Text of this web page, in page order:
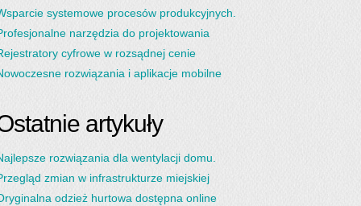
systemowe procesów produkcyjnych.
narzędzia do projektowania
cyfrowe w rozsądnej cenie
rozwiązania i aplikacje mobilne
artykuły
rozwiązania dla wentylacji domu.
zmian w infrastrukturze miejskiej
odzież hurtowa dostępna online